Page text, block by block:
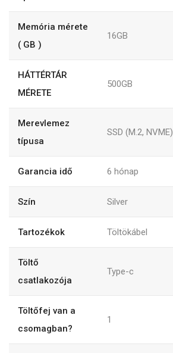
Memória mérete
( GB )
16GB
HÁTTÉRTÁR
MÉRETE
500GB
Merevlemez
típusa
SSD (M.2, NVME)
Garancia idő 6 hónap
Szín Silver
Tartozékok Töltökábel
Töltő
csatlakozója
Type-c
Töltőfej van a
csomagban?
1